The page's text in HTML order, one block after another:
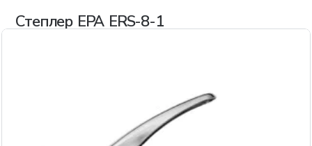
Степлер EPA ERS-8-1